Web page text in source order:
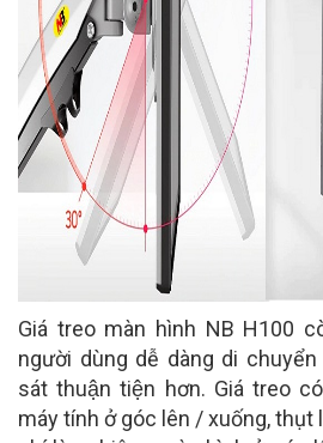
Giá treo màn hình NB H100
người dùng dễ dàng di
sát thuận tiện hơn. Giá treo
máy tính ở góc lên / xuống, thụt